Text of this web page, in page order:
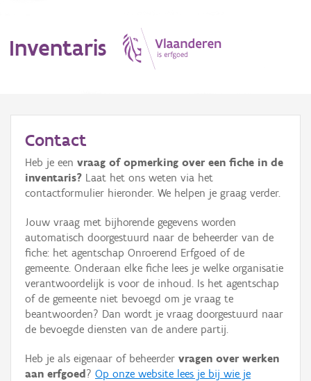
Inventaris
Erfgoedobject
Aanduidingsobject
Waarneming
Thema
Gebeurtenis
Persoon of collectief
Contact
Heb je een vraag of opmerking over een fiche in de
inventaris? Laat het ons weten via het
contactformulier hieronder. We helpen je graag verder.
Jouw vraag met bijhorende gegevens worden
automatisch doorgestuurd naar de beheerder van de
fiche: het agentschap Onroerend Erfgoed of de
gemeente. Onderaan elke fiche lees je welke organisatie
verantwoordelijk is voor de inhoud. Is het agentschap
of de gemeente niet bevoegd om je vraag te
beantwoorden? Dan wordt je vraag doorgestuurd naar
de bevoegde diensten van de andere partij.
Heb je als eigenaar of beheerder vragen over werken
aan erfgoed ? Op onze website lees je bij wie je